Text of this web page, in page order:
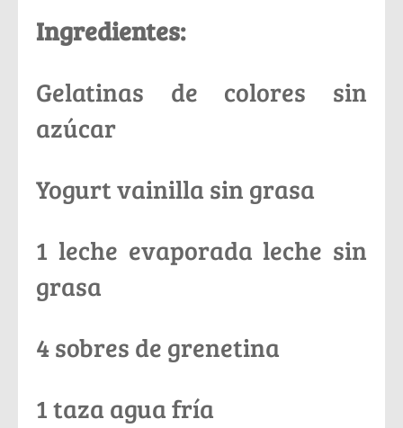
Ingredientes:
Gelatinas de colores sin
azúcar
Yogurt vainilla sin grasa
1 leche evaporada leche sin
grasa
4 sobres de grenetina
1 taza agua fría